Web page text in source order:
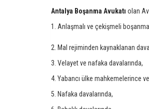
Antalya Boşanma Avukatı olan
1. Anlaşmalı ve çekişmeli
2. Mal rejiminden kaynaklanan
3. Velayet ve nafaka davalarında,
4. Yabancı ülke mahkemelerince
5. Nafaka davalarında,